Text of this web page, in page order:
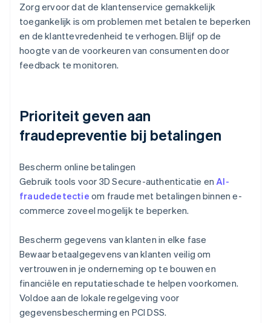
Zorg ervoor dat de klantenservice gemakkelijk
toegankelijk is om problemen met betalen te beperken
en de klanttevredenheid te verhogen. Blijf op de
hoogte van de voorkeuren van consumenten door
feedback te monitoren.
Prioriteit geven aan
fraudepreventie bij betalingen
Bescherm online betalingen
Gebruik tools voor 3D Secure-authenticatie enAI-
fraudedetectie om fraude met betalingen binnen e-
commerce zoveel mogelijk te beperken.
Bescherm gegevens van klanten in elke fase
Bewaar betaalgegevens van klanten veilig om
vertrouwen in je onderneming op te bouwen en
financiële en reputatieschade te helpen voorkomen.
Voldoe aan de lokale regelgeving voor
gegevensbescherming en PCI DSS.